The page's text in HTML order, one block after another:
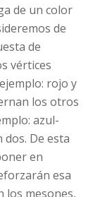
de un color
de
de
vértices
rojo y
los otros
azul-
De esta
en
esa
los mesones,